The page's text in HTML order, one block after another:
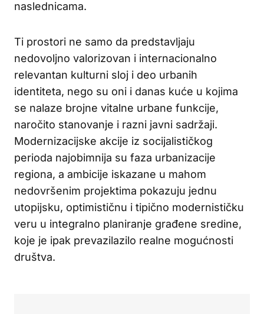
naslednicama.
Ti prostori ne samo da predstavljaju
nedovoljno valorizovan i internacionalno
relevantan kulturni sloj i deo urbanih
identiteta, nego su oni i danas kuće u kojima
se nalaze brojne vitalne urbane funkcije,
naročito stanovanje i razni javni sadržaji.
Modernizacijske akcije iz socijalističkog
perioda najobimnija su faza urbanizacije
regiona, a ambicije iskazane u mahom
nedovršenim projektima pokazuju jednu
utopijsku, optimističnu i tipično modernističku
veru u integralno planiranje građene sredine,
koje je ipak prevazilazilo realne mogućnosti
društva.